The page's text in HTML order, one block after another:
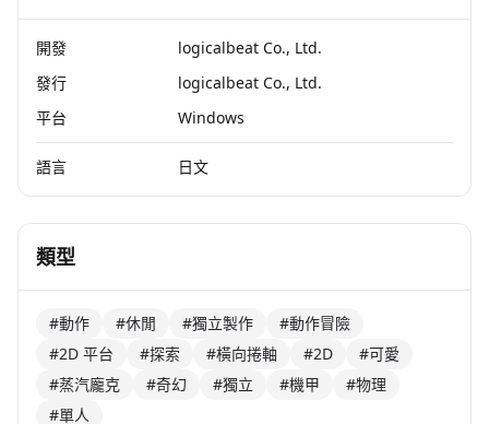
開發
logicalbeat Co., Ltd.
發行
logicalbeat Co., Ltd.
平台
Windows
語言 日文
類型
#動作 #休閒 #獨立製作
#動作冒險
#2D 平台
#探索 #橫向捲軸 #2D
#可愛
#蒸汽龐克
#奇幻 #獨立 #機甲
#物理
#單人